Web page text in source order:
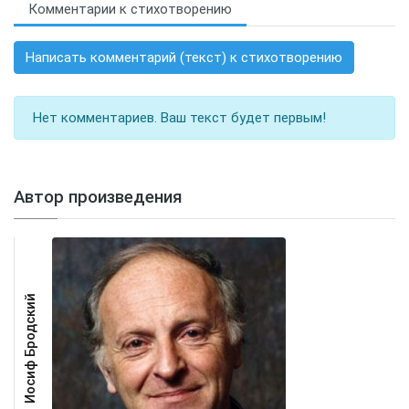
Комментарии к стихотворению
Написать комментарий (текст) к стихотворению
Нет комментариев. Ваш текст будет первым!
Автор произведения
Иосиф Бродский